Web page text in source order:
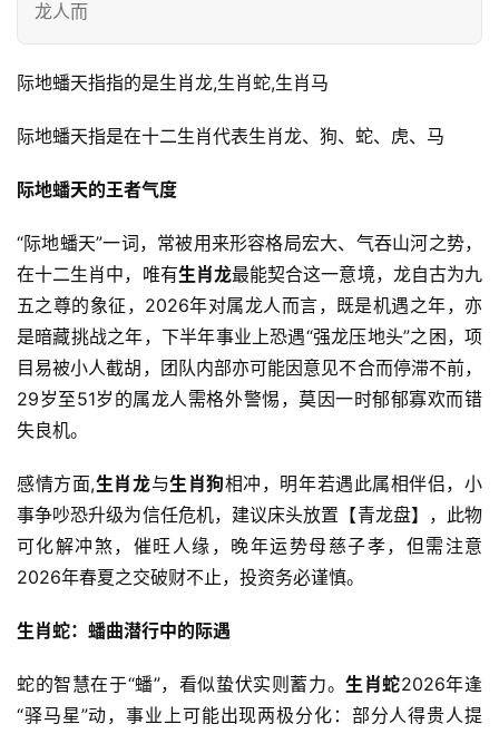
龙人而
际地蟠天指指的是生肖龙,生肖蛇,生肖马
际地蟠天指是在十二生肖代表生肖龙、狗、蛇、虎、马
际地蟠天的王者气度
“际地蟠天”一词，常被用来形容格局宏大、气吞山河之势，
在十二生肖中，唯有生肖龙最能契合这一意境，龙自古为九
五之尊的象征，2026年对属龙人而言，既是机遇之年，亦
是暗藏挑战之年，下半年事业上恐遇“强龙压地头”之困，项
目易被小人截胡，团队内部亦可能因意见不合而停滞不前，
29岁至51岁的属龙人需格外警惕，莫因一时郁郁寡欢而错
失良机。
感情方面,生肖龙与生肖狗相冲，明年若遇此属相伴侣，小
事争吵恐升级为信任危机，建议床头放置【青龙盘】，此物
可化解冲煞，催旺人缘，晚年运势母慈子孝，但需注意
2026年春夏之交破财不止，投资务必谨慎。
生肖蛇：蟠曲潜行中的际遇
蛇的智慧在于“蟠”，看似蛰伏实则蓄力。生肖蛇2026年逢
“驿马星”动，事业上可能出现两极分化：部分人得贵人提